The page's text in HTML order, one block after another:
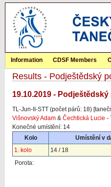
Information CDSF Members
Results - Podještědský
19.10.2019 -
TL-Jun-II-STT (počet párů: 18)
Višnovský Adam & Čechtická Lucie -
Konečné umístění: 14
Kolo
Umístění v
1. kolo
14 / 18
Porota: